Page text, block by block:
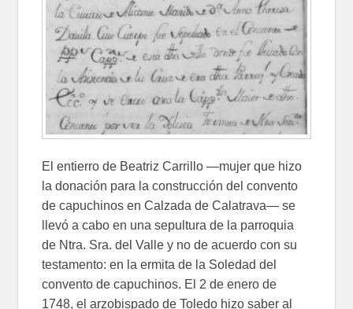
El entierro de Beatriz Carrillo —mujer que hizo
la donación para la construcción del convento
de capuchinos en Calzada de Calatrava— se
llevó a cabo en una sepultura de la parroquia
de Ntra. Sra. del Valle y no de acuerdo con su
testamento: en la ermita de la Soledad del
convento de capuchinos. El 2 de enero de
1748, el arzobispado de Toledo hizo saber al